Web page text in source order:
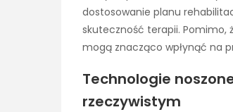
dostosowanie planu
skuteczność terapii. Pomimo,
mogą znacząco wpłynąć na
Technologie
rzeczywistym